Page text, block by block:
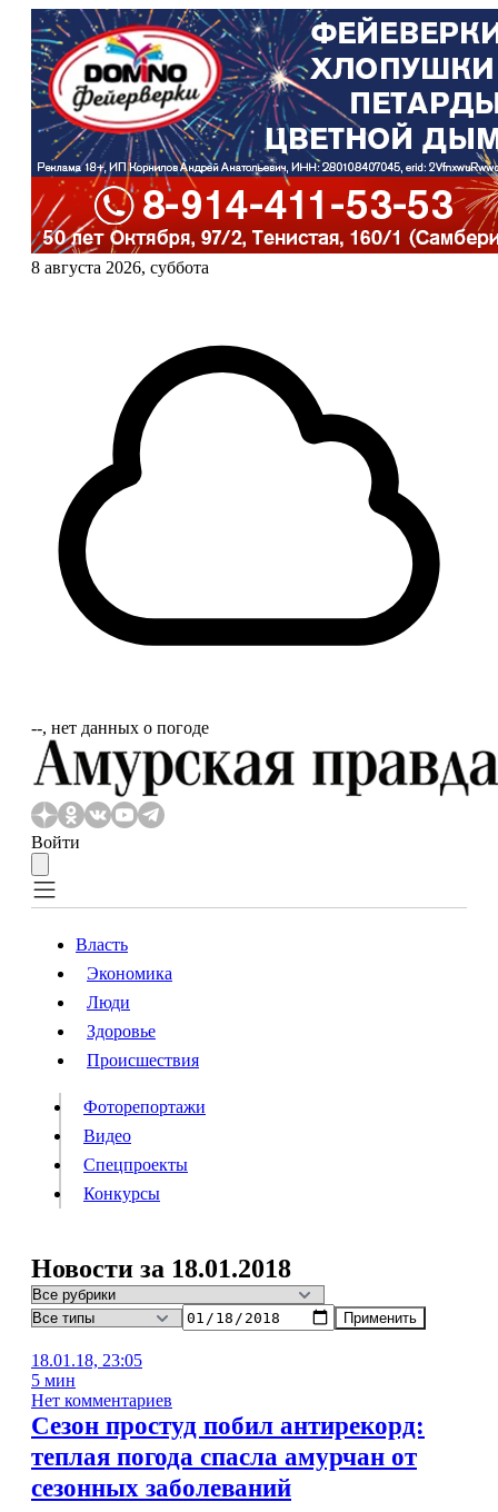
8 августа 2026, суббота
‐‐, нет данных о погоде
Войти
Власть
Происшествия
Видео
Конкурсы
ИнформацияПодпискаРекламаВсе новостиАрхив
Власть
Экономика
Люди
Здоровье
Происшествия
Фоторепортажи
Видео
Спецпроекты
Конкурсы
Новости за 18.01.2018
Применить
18.01.18, 23:05
5 мин
Нет комментариев
Сезон простуд побил антирекорд:
теплая погода спасла амурчан от
сезонных заболеваний